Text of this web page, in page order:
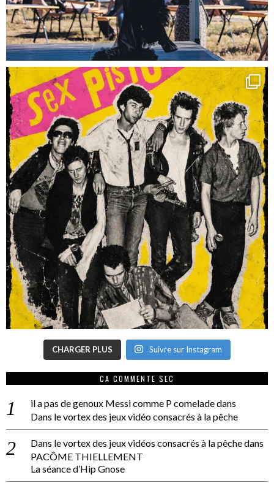
CHARGER PLUS Suivre sur Instagram
CA COMMENTE SEC
il a pas de genoux Messi comme P comeladedans
Dans le vortex des jeux vidéo consacrés à la pêche
Dans le vortex des jeux vidéos consacrés à la pêchedans
PACÔME THIELLEMENT
La séance d’Hip Gnose